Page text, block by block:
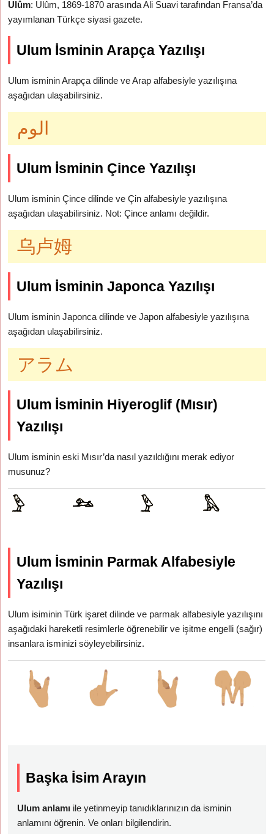
Ulûm: Ulûm, 1869-1870 arasında Ali Suavi tarafından Fransa’da
yayımlanan Türkçe siyasi gazete.
Ulum İsminin Arapça Yazılışı
Ulum isminin Arapça dilinde ve Arap alfabesiyle yazılışına
aşağıdan ulaşabilirsiniz.
الوم
Ulum İsminin Çince Yazılışı
Ulum isminin Çince dilinde ve Çin alfabesiyle yazılışına
aşağıdan ulaşabilirsiniz. Not: Çince anlamı değildir.
乌卢姆
Ulum İsminin Japonca Yazılışı
Ulum isminin Japonca dilinde ve Japon alfabesiyle yazılışına
aşağıdan ulaşabilirsiniz.
アラム
Ulum İsminin Hiyeroglif (Mısır)
Yazılışı
Ulum isminin eski Mısır’da nasıl yazıldığını merak ediyor
musunuz?
Ulum İsminin Parmak Alfabesiyle
Yazılışı
Ulum isiminin Türk işaret dilinde ve parmak alfabesiyle yazılışını
aşağıdaki hareketli resimlerle öğrenebilir ve işitme engelli (sağır)
insanlara isminizi söyleyebilirsiniz.
Başka İsim Arayın
Ulum anlamı ile yetinmeyip tanıdıklarınızın da isminin
anlamını öğrenin. Ve onları bilgilendirin.